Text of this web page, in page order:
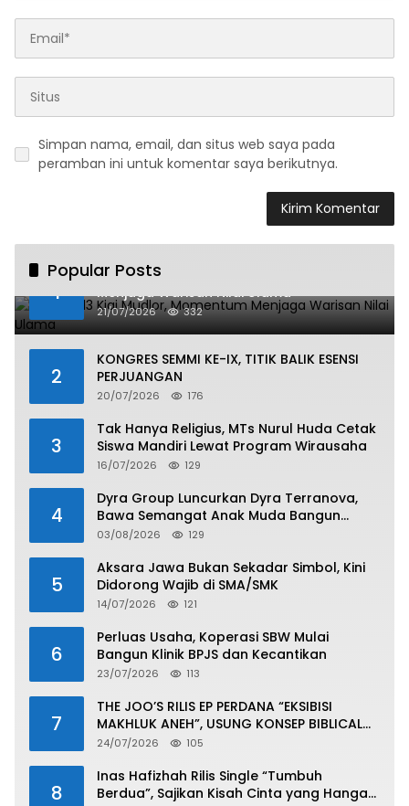
Simpan nama, email, dan situs web saya pada
peramban ini untuk komentar saya berikutnya.
Popular Posts
1
Haul ke-13 Kiai Mudlor, Momentum
Menjaga Warisan Nilai Ulama
21/07/2026 332
2
KONGRES SEMMI KE-IX, TITIK BALIK ESENSI
PERJUANGAN
20/07/2026 176
3
Tak Hanya Religius, MTs Nurul Huda Cetak
Siswa Mandiri Lewat Program Wirausaha
16/07/2026 129
4
Dyra Group Luncurkan Dyra Terranova,
Bawa Semangat Anak Muda Bangun
Masa Depan Properti Batam
03/08/2026 129
5
Aksara Jawa Bukan Sekadar Simbol, Kini
Didorong Wajib di SMA/SMK
14/07/2026 121
6
Perluas Usaha, Koperasi SBW Mulai
Bangun Klinik BPJS dan Kecantikan
23/07/2026 113
7
THE JOO’S RILIS EP PERDANA “EKSIBISI
MAKHLUK ANEH”, USUNG KONSEP BIBLICAL
SURF ROCK DALAM 6 TRACK
24/07/2026 105
8
Inas Hafizhah Rilis Single “Tumbuh
Berdua”, Sajikan Kisah Cinta yang Hangat